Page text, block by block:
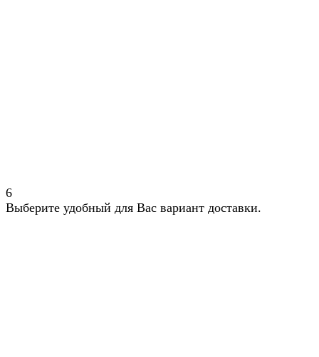
6
Выберите удобный для Вас вариант доставки.